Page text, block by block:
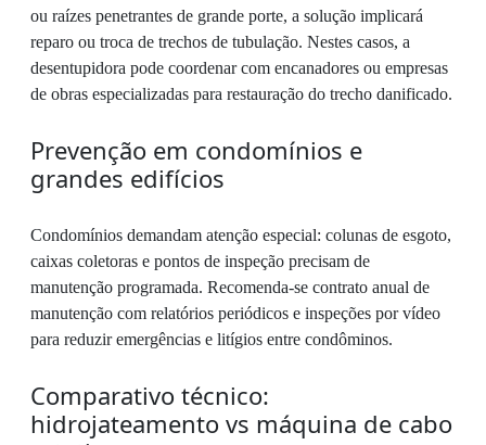
ou raízes penetrantes de grande porte, a solução implicará
reparo ou troca de trechos de tubulação. Nestes casos, a
desentupidora pode coordenar com encanadores ou empresas
de obras especializadas para restauração do trecho danificado.
Prevenção em condomínios e
grandes edifícios
Condomínios demandam atenção especial: colunas de esgoto,
caixas coletoras e pontos de inspeção precisam de
manutenção programada. Recomenda-se contrato anual de
manutenção com relatórios periódicos e inspeções por vídeo
para reduzir emergências e litígios entre condôminos.
Comparativo técnico:
hidrojateamento vs máquina de cabo